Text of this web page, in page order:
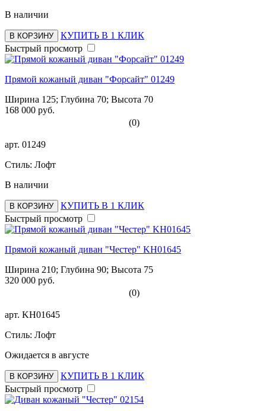
В наличии
В КОРЗИНУ
КУПИТЬ В 1 КЛИК
Быстрый просмотр
Прямой кожаный диван "Форсайт" 01249
Ширина 125; Глубина 70; Высота 70
168 000 руб.
(0)
арт. 01249
Стиль: Лофт
В наличии
В КОРЗИНУ
КУПИТЬ В 1 КЛИК
Быстрый просмотр
Прямой кожаный диван "Честер" KH01645
Ширина 210; Глубина 90; Высота 75
320 000 руб.
(0)
арт. KH01645
Стиль: Лофт
Ожидается в августе
В КОРЗИНУ
КУПИТЬ В 1 КЛИК
Быстрый просмотр